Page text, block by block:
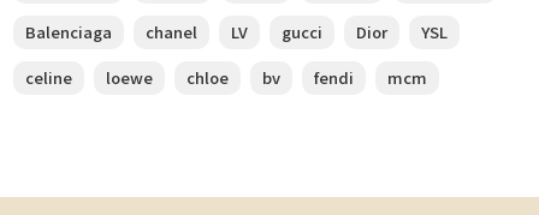
Balenciaga
chanel LV gucci Dior
YSL
celine
loewe chloe bv fendi mcm